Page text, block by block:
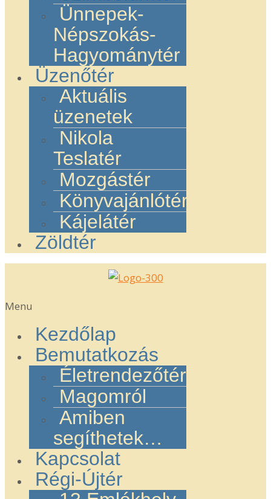
Ünnepek-
Népszokás-
Hagyománytér
Üzenőtér
Aktuális
üzenetek
Nikola
Teslatér
Mozgástér
Könyvajánlótér
Kájelátér
Zöldtér
Menu
Kezdőlap
Bemutatkozás
Életrendezőtér
Magomról
Amiben
segíthetek…
Kapcsolat
Régi-Újtér